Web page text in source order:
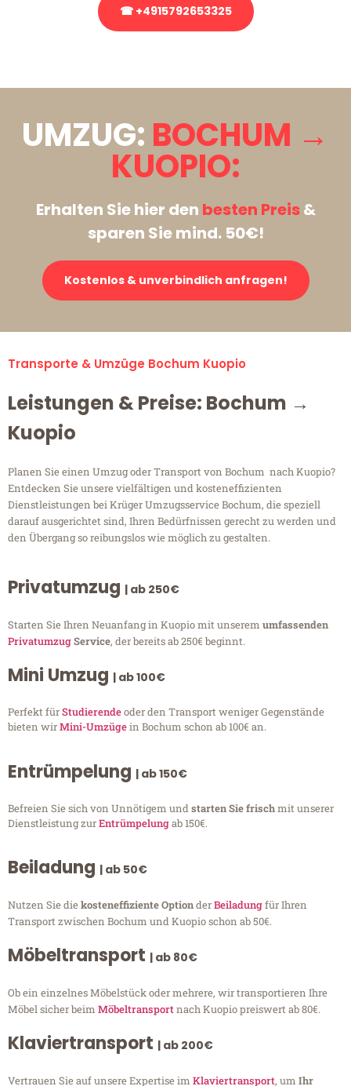
☎ +4915792653325
UMZUG: BOCHUM →
KUOPIO:
Erhalten Sie hier den besten Preis&
sparen Sie mind. 50€!
Kostenlos & unverbindlich anfragen!
Transporte & Umzüge Bochum Kuopio
Leistungen & Preise: Bochum →
Kuopio
Planen Sie einen Umzug oder Transport von Bochum nach Kuopio?
Entdecken Sie unsere vielfältigen und kosteneffizienten
Dienstleistungen bei Krüger Umzugsservice Bochum, die speziell
darauf ausgerichtet sind, Ihren Bedürfnissen gerecht zu werden und
den Übergang so reibungslos wie möglich zu gestalten.
Privatumzug | ab 250€
Starten Sie Ihren Neuanfang in Kuopio mit unserem umfassenden
PrivatumzugService, der bereits ab 250€ beginnt.
Mini Umzug | ab 100€
Perfekt fürStudierendeoder den Transport weniger Gegenstände
bieten wirMini-Umzügein Bochum schon ab 100€ an.
Entrümpelung | ab 150€
Befreien Sie sich von Unnötigem undstarten Sie frischmit unserer
Dienstleistung zurEntrümpelungab 150€.
Beiladung | ab 50€
Nutzen Sie diekosteneffiziente OptionderBeiladungfür Ihren
Transport zwischen Bochum und Kuopio schon ab 50€.
Möbeltransport | ab 80€
Ob ein einzelnes Möbelstück oder mehrere, wir transportieren Ihre
Möbel sicher beim Möbeltransportnach Kuopio preiswert ab 80€.
Klaviertransport | ab 200€
Vertrauen Sie auf unsere Expertise im Klaviertransport, um Ihr